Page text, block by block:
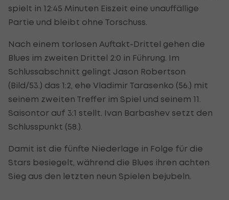
spielt in 12:45 Minuten Eiszeit eine unauffällige
Partie und bleibt ohne Torschuss.
Nach einem torlosen Auftakt-Drittel gehen die
Blues im zweiten Drittel 2:0 in Führung. Im
Schlussabschnitt gelingt Jason Robertson
(Bild/53.) das 1:2, ehe Vladimir Tarasenko (56.) mit
seinem zweiten Treffer im Spiel und seinem 11.
Saisontor auf 3:1 stellt. Ivan Barbashev setzt den
Schlusspunkt (58.).
Damit ist die fünfte Niederlage in Folge für die
Stars besiegelt, während die Blues ihren achten
Sieg aus den letzten neun Spielen bejubeln.